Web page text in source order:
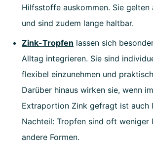
Hilfsstoffe auskommen. Sie gelten
und sind zudem lange haltbar.
Zink-Tropfen lassen sich
Alltag integrieren. Sie sind
flexibel einzunehmen und
Darüber hinaus wirken sie, wenn
Extraportion Zink gefragt ist auch
Nachteil: Tropfen sind oft weniger
andere Formen.